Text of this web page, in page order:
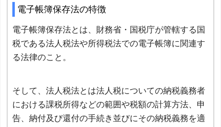
電子帳簿保存法の特徴
電子帳簿保存法とは、財務省・国税庁が管轄する国
税である法人税法や所得税法での電子帳簿に関連す
る法律のこと。
そして、法人税法とは法人税についての納税義務者
における課税所得などの範囲や税額の計算方法、申
告、納付及び還付の手続き並びにその納税義務を適